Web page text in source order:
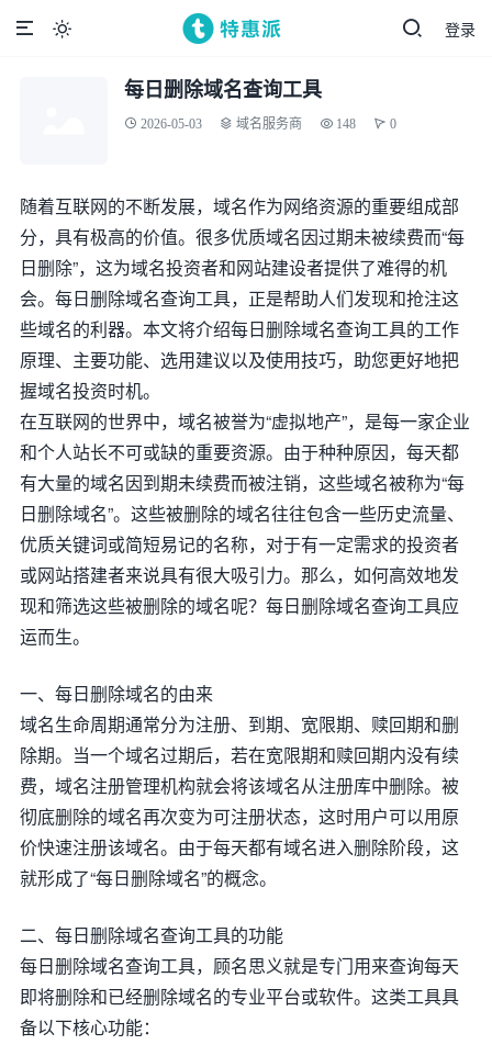
登录

每日删除域名查询工具
2026-05-03 域名服务商 148 0
随着互联网的不断发展，域名作为网络资源的重要组成部
分，具有极高的价值。很多优质域名因过期未被续费而“每
日删除”，这为域名投资者和网站建设者提供了难得的机
会。每日删除域名查询工具，正是帮助人们发现和抢注这
些域名的利器。本文将介绍每日删除域名查询工具的工作
原理、主要功能、选用建议以及使用技巧，助您更好地把
握域名投资时机。
在互联网的世界中，域名被誉为“虚拟地产”，是每一家企业
和个人站长不可或缺的重要资源。由于种种原因，每天都
有大量的域名因到期未续费而被注销，这些域名被称为“每
日删除域名”。这些被删除的域名往往包含一些历史流量、
优质关键词或简短易记的名称，对于有一定需求的投资者
或网站搭建者来说具有很大吸引力。那么，如何高效地发
现和筛选这些被删除的域名呢？每日删除域名查询工具应
运而生。
一、每日删除域名的由来
域名生命周期通常分为注册、到期、宽限期、赎回期和删
除期。当一个域名过期后，若在宽限期和赎回期内没有续
费，域名注册管理机构就会将该域名从注册库中删除。被
彻底删除的域名再次变为可注册状态，这时用户可以用原
价快速注册该域名。由于每天都有域名进入删除阶段，这
就形成了“每日删除域名”的概念。
二、每日删除域名查询工具的功能
每日删除域名查询工具，顾名思义就是专门用来查询每天
即将删除和已经删除域名的专业平台或软件。这类工具具
备以下核心功能：